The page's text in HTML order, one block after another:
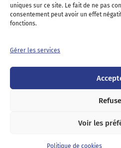
uniques sur ce site. Le fait de ne pas
consentement peut avoir un effet
fonctions.
Gérer les services
Voir les
Politique de cookies
Tél : 01 44 11 11 70
E-mail : anel-
Devenez adhérents
Politique de